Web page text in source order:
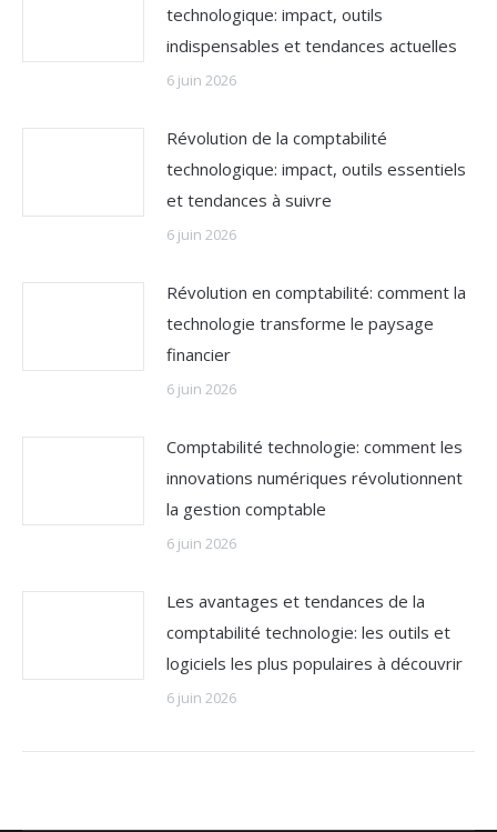
technologique: impact, outils
indispensables et tendances actuelles
6 juin 2026
Révolution de la comptabilité
technologique: impact, outils essentiels
et tendances à suivre
6 juin 2026
Révolution en comptabilité: comment la
technologie transforme le paysage
financier
6 juin 2026
Comptabilité technologie: comment les
innovations numériques révolutionnent
la gestion comptable
6 juin 2026
Les avantages et tendances de la
comptabilité technologie: les outils et
logiciels les plus populaires à découvrir
6 juin 2026